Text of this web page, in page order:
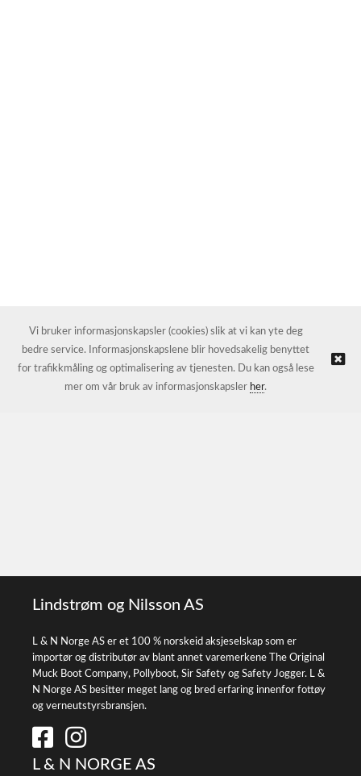
Lindstrøm og Nilsson AS
L & N Norge AS er et 100 % norskeid aksjeselskap som er
importør og distributør av blant annet varemerkene The Original
Muck Boot Company, Pollyboot, Sir Safety og Safety Jogger. L &
N Norge AS besitter meget lang og bred erfaring innenfor fottøy
og verneutstyrsbransjen.
L & N NORGE AS
Vi bruker informasjonskapsler (cookies) slik at vi kan yte deg
bedre service. Informasjonskapslene blir hovedsakelig benyttet
for trafikkmåling og optimalisering av tjenesten. Du kan også lese
mer om vår bruk av informasjonskapsler her.